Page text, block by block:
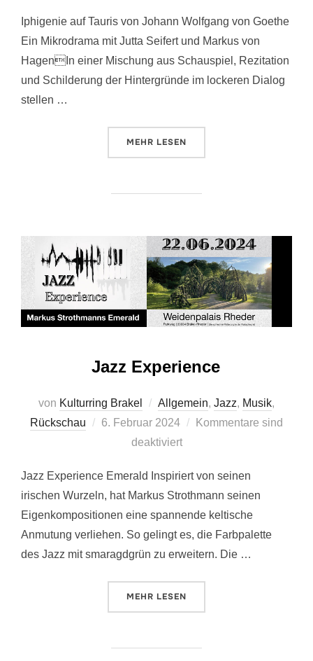
Iphigenie auf Tauris von Johann Wolfgang von Goethe
Ein Mikrodrama mit Jutta Seifert und Markus von
HagenIn einer Mischung aus Schauspiel, Rezitation
und Schilderung der Hintergründe im lockeren Dialog
stellen …
MEHR ÜBER „IPHIGENIE AUF TAURIS“
LESEN
Jazz Experience
von Kulturring Brakel Allgemein, Jazz, Musik,
Rückschau
Veröffentlicht
6. Februar 2024
Kommentare sind
deaktiviert
Jazz Experience Emerald Inspiriert von seinen
irischen Wurzeln, hat Markus Strothmann seinen
Eigenkompositionen eine spannende keltische
Anmutung verliehen. So gelingt es, die Farbpalette
des Jazz mit smaragdgrün zu erweitern. Die …
MEHR ÜBER „JAZZ EXPERIENCE“
LESEN